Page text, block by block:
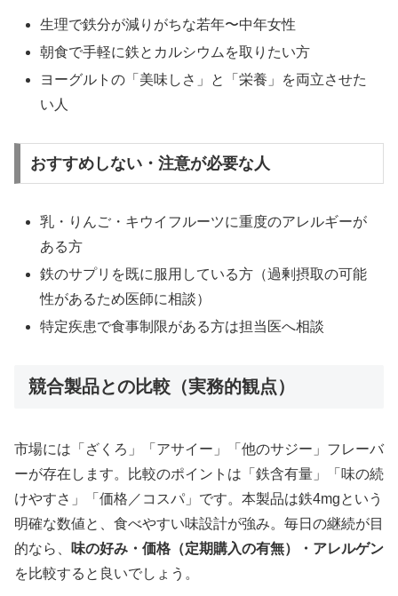
生理で鉄分が減りがちな若年〜中年女性
朝食で手軽に鉄とカルシウムを取りたい方
ヨーグルトの「美味しさ」と「栄養」を両立させた
い人
おすすめしない・注意が必要な人
乳・りんご・キウイフルーツに重度のアレルギーが
ある方
鉄のサプリを既に服用している方（過剰摂取の可能
性があるため医師に相談）
特定疾患で食事制限がある方は担当医へ相談
競合製品との比較（実務的観点）
市場には「ざくろ」「アサイー」「他のサジー」フレーバ
ーが存在します。比較のポイントは「鉄含有量」「味の続
けやすさ」「価格／コスパ」です。本製品は鉄4mgという
明確な数値と、食べやすい味設計が強み。毎日の継続が目
的なら、 味の好み・価格（定期購入の有無）・アレルゲン
を比較すると良いでしょう。